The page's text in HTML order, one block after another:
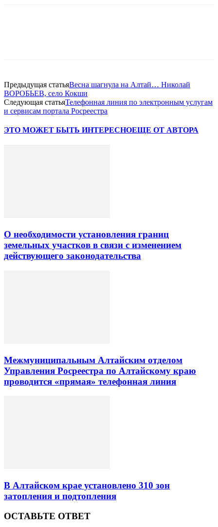
Предыдущая статьяВесна шагнула на Алтай… Николай
ВОРОБЬЕВ, село Кокши
Следующая статьяТелефонная линия по электронным услугам
и сервисам портала Росреестра
ЭТО МОЖЕТ БЫТЬ ИНТЕРЕСНОЕЩЕ ОТ АВТОРА
О необходимости установления границ
земельных участков в связи с изменением
действующего законодательства
Межмуниципальным Алтайским отделом
Управления Росреестра по Алтайскому краю
проводится «прямая» телефонная линия
В Алтайском крае установлено 310 зон
затопления и подтопления
ОСТАВЬТЕ ОТВЕТ